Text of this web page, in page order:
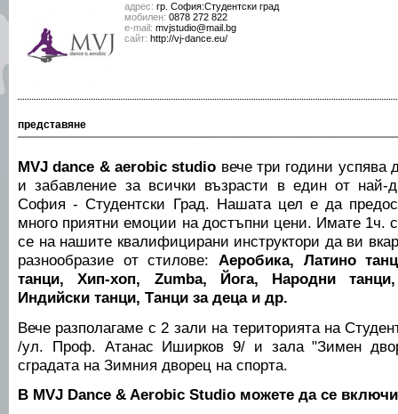
адрес: гр. София:Студентски град
мобилен: 0878 272 822
е-mail: mvjstudio@mail.bg
сайт: http://vj-dance.eu/
представяне
MVJ dance & aerobic studio вече три години успява
и забавление за всички възрасти в един от най-
София - Студентски Град. Нашата цел е да
много приятни емоции на достъпни цени. Имате 1ч.
се на нашите квалифицирани инструктори да ви
разнообразие от стилове: Аеробика, Латино
танци, Хип-хоп, Zumba, Йога, Народни
Индийски танци, Танци за деца и др.
Вече разполагаме с 2 зали на територията на
/ул. Проф. Атанас Иширков 9/ и зала "Зимен
сградата на Зимния дворец на спорта.
В MVJ Dance & Aerobic Studio можете да се